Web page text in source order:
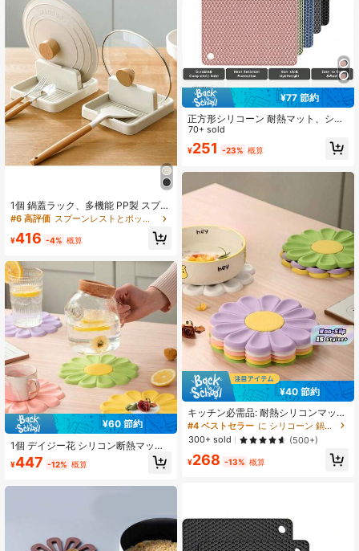
1個 鍋蓋ラック、多機能 PP製 スプー
ンホルダー、便利なキッチンカウン
#6 高評価 スプーンレストとポットクリップ
¥416 -4% 概算
¥60 節約
1個 デイジー花 シリコン断熱マッ
ト、ミニマリスト かわいい和風シリ
コンプレースマット、コースター、
¥447 -12% 概算
¥77 節約
正方形シリコーン 耐熱マット、シリ
コーン 耐熱 滑り止めパッド、ハニカ
ム シリコーンキッチン&ダイニング
テーブルマット、多機能 耐熱パッ
調理とダイニングに適しています
70+ sold
¥251 -23% 概算
¥40 節約
キッチン必需品: 耐熱シリコンマッ
ト、滑り止めデイジーカッティング
ボードプロテクター、鍋敷き、食器
洗い機対応の装飾品(ボウル、プレー
ト、カウンタートップ用)
#4 ベストセラー
に シリコーン 鍋つかみとオーブンミット
300+ sold
(500+)
¥268 -13% 概算